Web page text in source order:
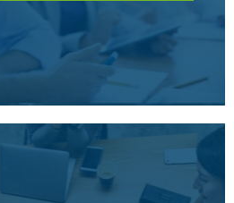
herramientas con las que